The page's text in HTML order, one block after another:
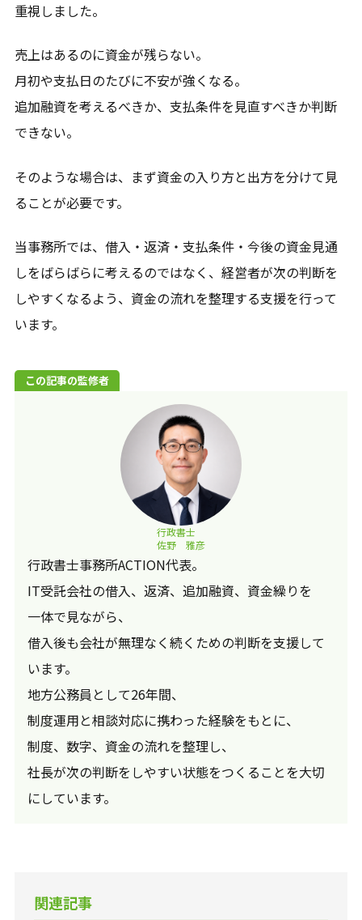
重視しました。
売上はあるのに資金が残らない。
月初や支払日のたびに不安が強くなる。
追加融資を考えるべきか、支払条件を見直すべきか判断
できない。
そのような場合は、まず資金の入り方と出方を分けて見
ることが必要です。
当事務所では、借入・返済・支払条件・今後の資金見通
しをばらばらに考えるのではなく、経営者が次の判断を
しやすくなるよう、資金の流れを整理する支援を行って
います。
この記事の監修者
行政書士
佐野 雅彦
行政書士事務所ACTION代表。
IT受託会社の借入、返済、追加融資、資金繰りを
一体で見ながら、
借入後も会社が無理なく続くための判断を支援して
います。
地方公務員として26年間、
制度運用と相談対応に携わった経験をもとに、
制度、数字、資金の流れを整理し、
社長が次の判断をしやすい状態をつくることを大切
にしています。
関連記事